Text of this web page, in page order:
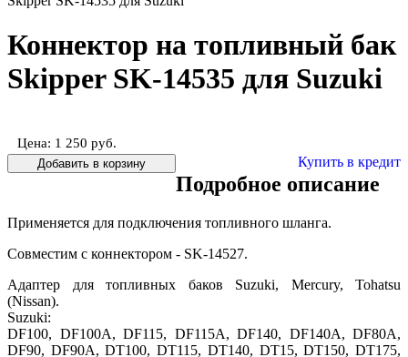
Коннектор на топливный бак
Skipper SK-14535 для Suzuki
Цена: 1 250 руб.
Купить в кредит
Подробное описание
Применяется для подключения топливного шланга.
Совместим с коннектором - SK-14527.
Адаптер для топливных баков Suzuki, Mercury, Tohatsu
(Nissan).
Suzuki:
DF100, DF100A, DF115, DF115A, DF140, DF140A, DF80A,
DF90, DF90A, DT100, DT115, DT140, DT15, DT150, DT175,